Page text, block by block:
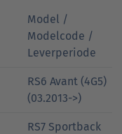
Model /
Modelcode /
Leverperiode
RS6 Avant (4G5)
(03.2013->)
RS7 Sportback